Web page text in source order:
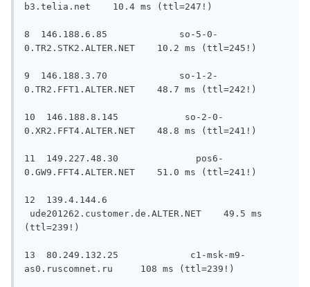
b3.telia.net    10.4 ms (ttl=247!)
8  146.188.6.85             so-5-0-
0.TR2.STK2.ALTER.NET    10.2 ms (ttl=245!)
9  146.188.3.70             so-1-2-
0.TR2.FFT1.ALTER.NET    48.7 ms (ttl=242!)
10  146.188.8.145            so-2-0-
0.XR2.FFT4.ALTER.NET    48.8 ms (ttl=241!)
11  149.227.48.30              pos6-
0.GW9.FFT4.ALTER.NET    51.0 ms (ttl=241!)
12  139.4.144.6
ude201262.customer.de.ALTER.NET    49.5 ms
(ttl=239!)
13  80.249.132.25             c1-msk-m9-
as0.ruscomnet.ru     108 ms (ttl=239!)